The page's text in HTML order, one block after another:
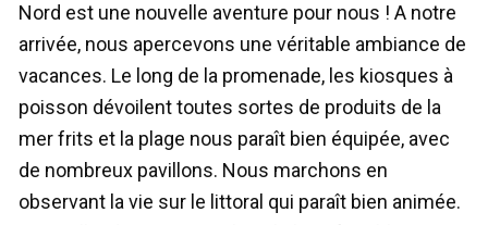
Nord est une nouvelle aventure pour nous ! A notre
arrivée, nous apercevons une véritable ambiance de
vacances. Le long de la promenade, les kiosques à
poisson dévoilent toutes sortes de produits de la
mer frits et la plage nous paraît bien équipée, avec
de nombreux pavillons. Nous marchons en
observant la vie sur le littoral qui paraît bien animée.